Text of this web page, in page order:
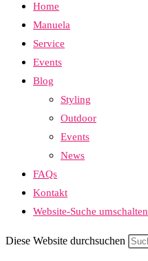
Home
Manuela
Service
Events
Blog
Styling
Outdoor
Events
News
FAQs
Kontakt
Website-Suche umschalten
Diese Website durchsuchen